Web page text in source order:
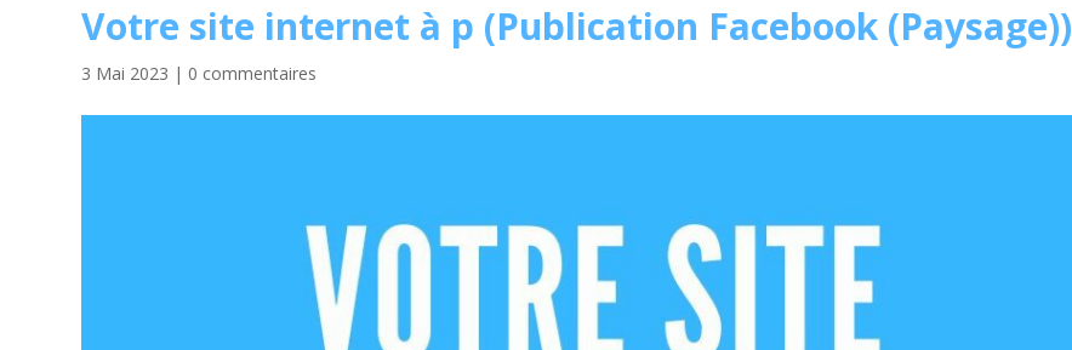
Votre site internet à p (Publication Facebook (Paysage))
3 Mai 2023 | 0 commentaires